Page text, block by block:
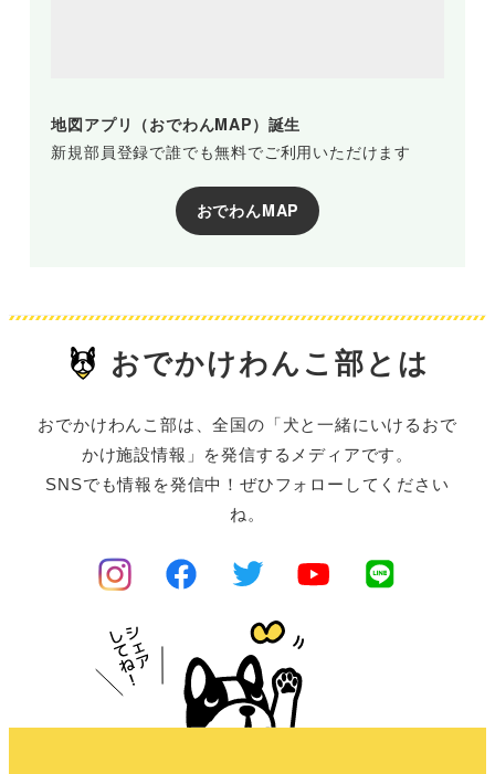
地図アプリ（おでわんMAP）誕生
新規部員登録で誰でも無料でご利用いただけます
おでわんMAP
おでかけわんこ部とは
おでかけわんこ部は、全国の「犬と一緒にいけるおで
かけ施設情報」を発信するメディアです。
SNSでも情報を発信中！ぜひフォローしてください
ね。